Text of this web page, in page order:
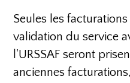
Seules les
validation du service
l'URSSAF seront
anciennes